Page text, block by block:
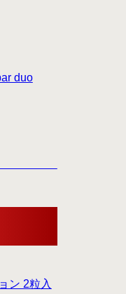
duo
ン 2粒入